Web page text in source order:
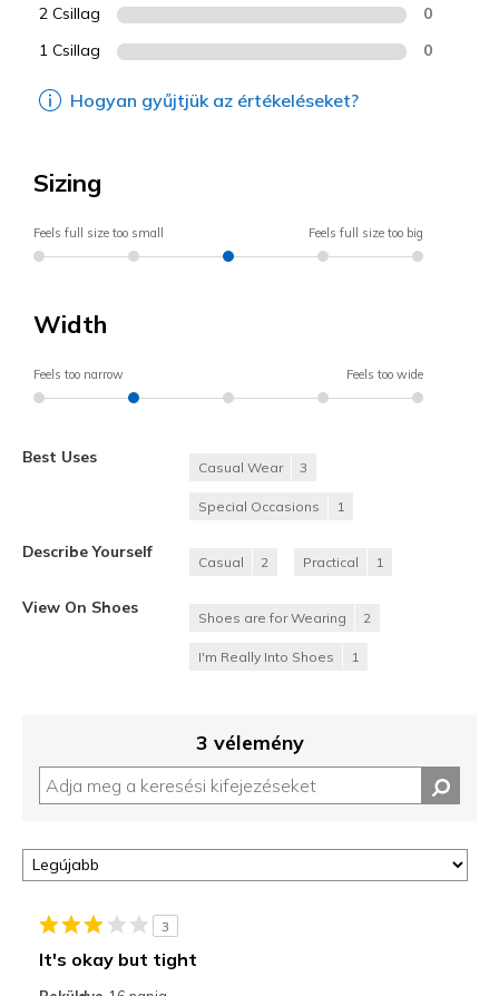
2 Csillag 0
1 Csillag 0
Hogyan gyűjtjük az értékeléseket?
Sizing
Feels full size too small Feels full size too big
Width
Feels too narrow Feels too wide
Best Uses
Casual Wear 3
Special Occasions 1
Describe Yourself
Casual 2 Practical 1
View On Shoes
Shoes are for Wearing 2
I'm Really Into Shoes 1
3 vélemény
3
It's okay but tight